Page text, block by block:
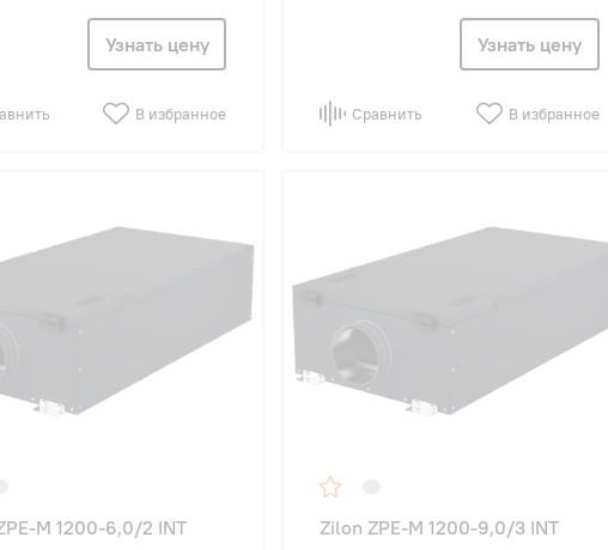
Узнать цену
В избранное
Узнать цену
Сравнить В избранное
M 1200-6,0/2 INT Zilon ZPE-M 1200-9,0/3 INT